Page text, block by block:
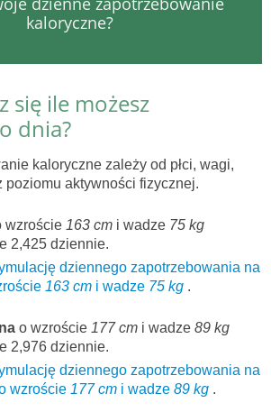
kaloryczne?
się ile możesz
dnia?
kaloryczne zależy od płci, wagi,
poziomu aktywności fizycznej.
wzroście 163 cm i wadze 75 kg
2,425 dziennie.
dziennego zapotrzebowania na
163 cm i wadze 75 kg .
o wzroście 177 cm i wadze 89 kg
2,976 dziennie.
dziennego zapotrzebowania na
wzroście 177 cm i wadze 89 kg .